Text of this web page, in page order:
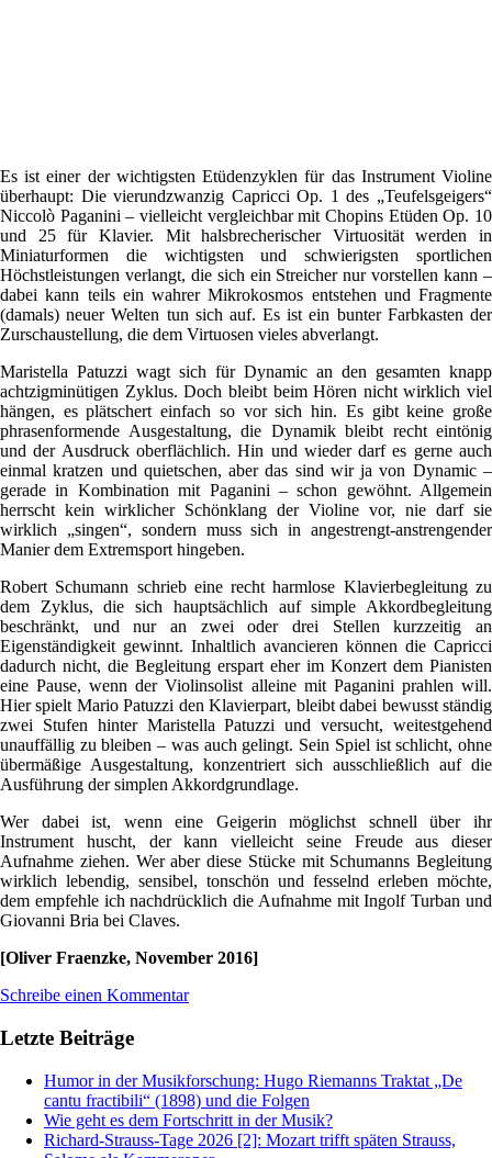
Es ist einer der wichtigsten Etüdenzyklen für das Instrument Violine
überhaupt: Die vierundzwanzig Capricci Op. 1 des „Teufelsgeigers“
Niccolò Paganini – vielleicht vergleichbar mit Chopins Etüden Op. 10
und 25 für Klavier. Mit halsbrecherischer Virtuosität werden in
Miniaturformen die wichtigsten und schwierigsten sportlichen
Höchstleistungen verlangt, die sich ein Streicher nur vorstellen kann –
dabei kann teils ein wahrer Mikrokosmos entstehen und Fragmente
(damals) neuer Welten tun sich auf. Es ist ein bunter Farbkasten der
Zurschaustellung, die dem Virtuosen vieles abverlangt.
Maristella Patuzzi wagt sich für Dynamic an den gesamten knapp
achtzigminütigen Zyklus. Doch bleibt beim Hören nicht wirklich viel
hängen, es plätschert einfach so vor sich hin. Es gibt keine große
phrasenformende Ausgestaltung, die Dynamik bleibt recht eintönig
und der Ausdruck oberflächlich. Hin und wieder darf es gerne auch
einmal kratzen und quietschen, aber das sind wir ja von Dynamic –
gerade in Kombination mit Paganini – schon gewöhnt. Allgemein
herrscht kein wirklicher Schönklang der Violine vor, nie darf sie
wirklich „singen“, sondern muss sich in angestrengt-anstrengender
Manier dem Extremsport hingeben.
Robert Schumann schrieb eine recht harmlose Klavierbegleitung zu
dem Zyklus, die sich hauptsächlich auf simple Akkordbegleitung
beschränkt, und nur an zwei oder drei Stellen kurzzeitig an
Eigenständigkeit gewinnt. Inhaltlich avancieren können die Capricci
dadurch nicht, die Begleitung erspart eher im Konzert dem Pianisten
eine Pause, wenn der Violinsolist alleine mit Paganini prahlen will.
Hier spielt Mario Patuzzi den Klavierpart, bleibt dabei bewusst ständig
zwei Stufen hinter Maristella Patuzzi und versucht, weitestgehend
unauffällig zu bleiben – was auch gelingt. Sein Spiel ist schlicht, ohne
übermäßige Ausgestaltung, konzentriert sich ausschließlich auf die
Ausführung der simplen Akkordgrundlage.
Wer dabei ist, wenn eine Geigerin möglichst schnell über ihr
Instrument huscht, der kann vielleicht seine Freude aus dieser
Aufnahme ziehen. Wer aber diese Stücke mit Schumanns Begleitung
wirklich lebendig, sensibel, tonschön und fesselnd erleben möchte,
dem empfehle ich nachdrücklich die Aufnahme mit Ingolf Turban und
Giovanni Bria bei Claves.
[Oliver Fraenzke, November 2016]
Schreibe einen Kommentar
Letzte Beiträge
Humor in der Musikforschung: Hugo Riemanns Traktat „De
cantu fractibili“ (1898) und die Folgen
Wie geht es dem Fortschritt in der Musik?
Richard-Strauss-Tage 2026 [2]: Mozart trifft späten Strauss,